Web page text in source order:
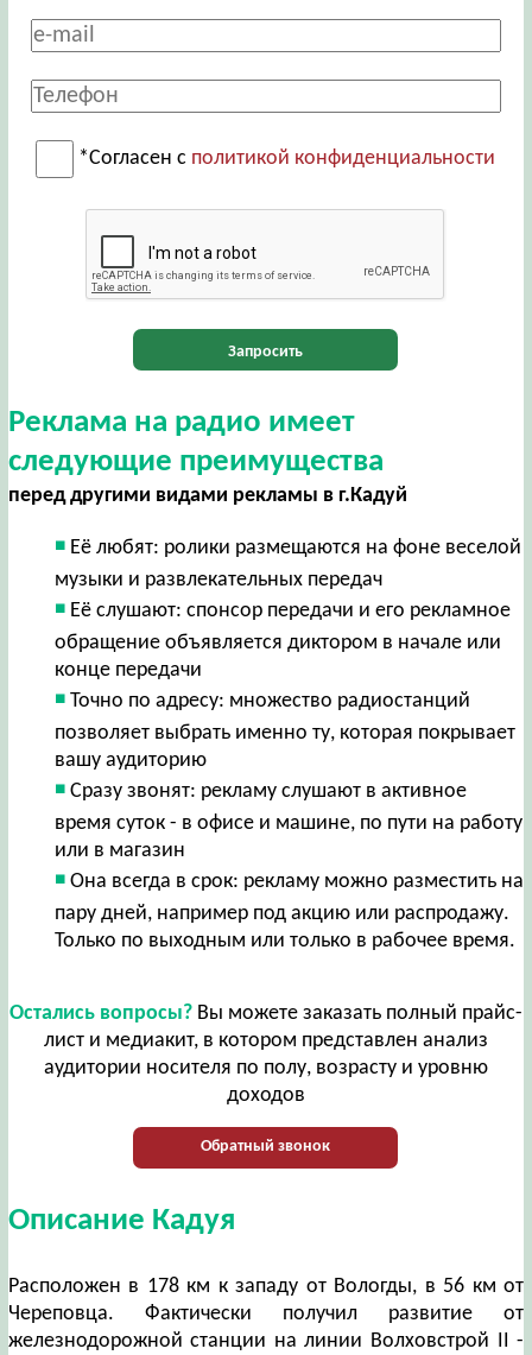
*Согласен с политикой конфиденциальности
Запросить
Реклама на радио имеет
следующие преимущества
перед другими видами рекламы в г.Кадуй
Её любят: ролики размещаются на фоне веселой
музыки и развлекательных передач
Её слушают: спонсор передачи и его рекламное
обращение объявляется диктором в начале или
конце передачи
Точно по адресу: множество радиостанций
позволяет выбрать именно ту, которая покрывает
вашу аудиторию
Сразу звонят: рекламу слушают в активное
время суток - в офисе и машине, по пути на работу
или в магазин
Она всегда в срок: рекламу можно разместить на
пару дней, например под акцию или распродажу.
Только по выходным или только в рабочее время.
Остались вопросы?Вы можете заказать полный прайс-
лист и медиакит, в котором представлен анализ
аудитории носителя по полу, возрасту и уровню
доходов
Обратный звонок
Описание Кадуя
Расположен в 178 км к западу от Вологды, в 56 км от
Череповца. Фактически получил развитие от
железнодорожной станции на линии Волховстрой II -